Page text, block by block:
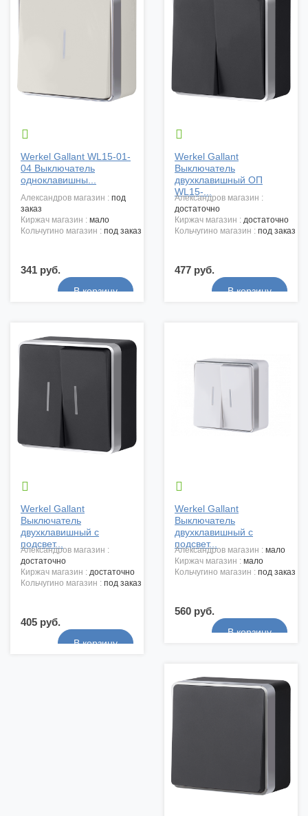

Werkel Gallant WL15-01-
04 Выключатель
одноклавишны...
александров магазин : под
заказ
киржач магазин : мало
кольчугино магазин : под заказ
341 руб.

Werkel Gallant
Выключатель
двухклавишный ОП
WL15-...
александров магазин :
достаточно
киржач магазин : достаточно
кольчугино магазин : под заказ
477 руб.

Werkel Gallant
Выключатель
двухклавишный с
подсвет...
александров магазин :
достаточно
киржач магазин : достаточно
кольчугино магазин : под заказ
405 руб.

Werkel Gallant
Выключатель
двухклавишный с
подсвет...
александров магазин : мало
киржач магазин : мало
кольчугино магазин : под заказ
560 руб.